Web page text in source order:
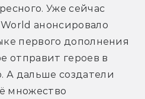
Уже сейчас
анонсировало
первого дополнения
отправит героев в
дальше создатели
множество